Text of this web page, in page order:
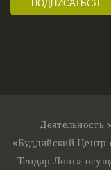
Деятельность
«Буддийский Центр
Тендар Линг»